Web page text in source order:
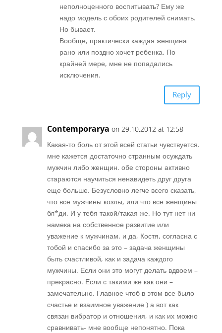
неполноценного воспитывать? Ему же
надо модель с обоих родителей снимать.
Но бывает.
Вообще, практически каждая женщина
рано или поздно хочет ребенка. По
крайней мере, мне не попадались
исключения.
Reply
Contemporarya on 29.10.2012 at 12:58
Какая-то боль от этой всей статьи чувствуется.
мне кажется достаточно странным осуждать
мужчин либо женщин. обе стороны активно
стараются научиться ненавидеть друг друга
еще больше. Безусловно легче всего сказать,
что все мужчины козлы, или что все женщины
бл*ди. И у тебя такой/такая же. Но тут нет ни
намека на собственное развитие или
уважение к мужчинам. и да, Костя, согласна с
тобой и спасибо за это – задача женщины
быть счастливой, как и задача каждого
мужчины. Если они это могут делать вдвоем –
прекрасно. Если с такими же как они –
замечательно. Главное чтоб в этом все было
счастье и взаимное уважение ) а вот как
связан вибратор и отношения, и как их можно
сравнивать- мне вообще непонятно. Пока